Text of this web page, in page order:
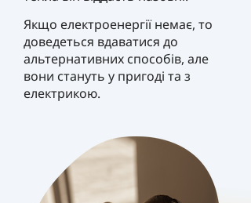
Якщо електроенергії немає, то
доведеться вдаватися до
альтернативних способів, але
вони стануть у пригоді та з
електрикою.